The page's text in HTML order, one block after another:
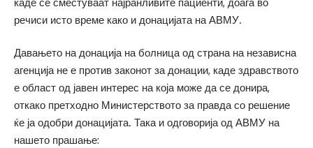
речиси исто време како и донацијата на АВМУ.
Давањето на донација на болница од страна на независна
агенција не е против законот за донации, каде здравството
е област од јавен интерес на која може да се донира,
откако претходно Министерството за правда со решение
ќе ја одобри донацијата. Така и одговорија од АВМУ на
нашето прашање: